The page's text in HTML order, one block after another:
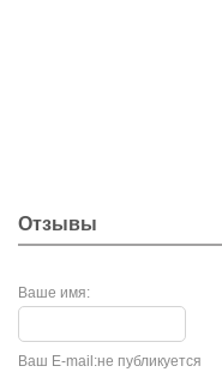
Отзывы
Ваше имя:
не публикуется
Ваш E-mail: